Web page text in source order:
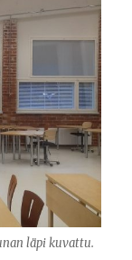
läpi kuvattu.